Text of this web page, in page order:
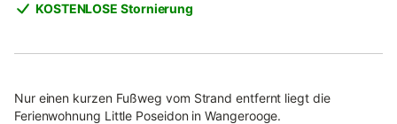
KOSTENLOSE Stornierung
Nur einen kurzen Fußweg vom Strand entfernt liegt die
Ferienwohnung Little Poseidon in Wangerooge.